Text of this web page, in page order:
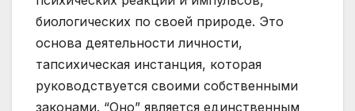
биологических по своей природе. Это
основа деятельности личности,
тапсихическая инстанция, которая
руководствуется своими собственными
законами. “Оно” является единственным